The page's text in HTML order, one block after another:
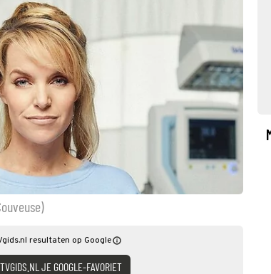
resultaten op Google
JE GOOGLE-FAVORIET